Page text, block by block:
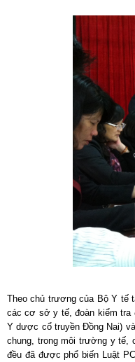
Theo chủ trương của Bộ Y tế
các cơ sở y tế, đoàn kiểm tra
Y dược cổ truyền Đồng Nai)
chung, trong môi trường y tế,
đều đã được phổ biến Luật